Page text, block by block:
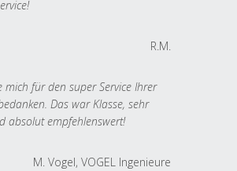
R.M.
mich für den super Service Ihrer
Das war Klasse, sehr
absolut empfehlenswert!
M. Vogel, VOGEL Ingenieure